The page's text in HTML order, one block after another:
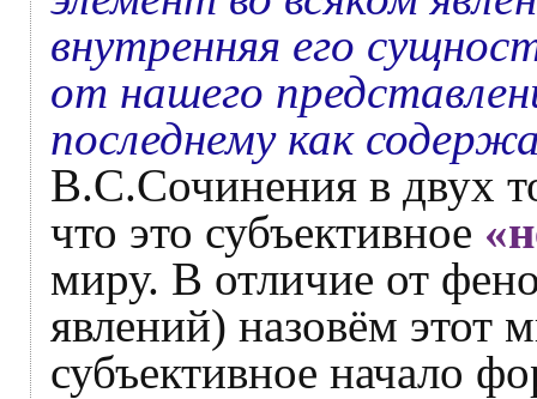
внутренняя его
от нашего
последнему как
В.С.Сочинения в двух
что это субъективное
миру. В отличие от
явлений) назовём этот
субъективное начало